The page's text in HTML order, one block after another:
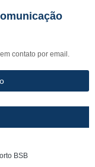
contato por email.
BSB